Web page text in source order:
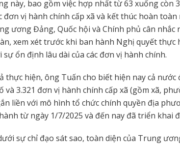
này, bao gồm việc hợp nhất từ 63 xuống còn
đơn vị hành chính cấp xã và kết thúc hoàn
ương Đảng, Quốc hội và Chính phủ cân nhắc
xem xét trước khi ban hành Nghị quyết thực
ổn định lâu dài của các đơn vị hành chính.
thực hiện, ông Tuấn cho biết hiện nay cả nước
và 3.321 đơn vị hành chính cấp xã (gồm xã,
liền với mô hình tổ chức chính quyền địa
từ ngày 1/7/2025 và đến nay đã triển khai
sự chỉ đạo sát sao, toàn diện của Trung